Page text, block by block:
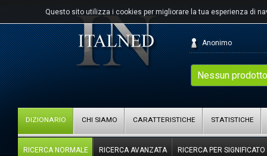
Questo sito utilizza i cookies per migliorare la tua esperienza di
Nessun
Anonimo
DIZIONARIO CHI SIAMO CARATTERISTICHE STATISTICHE
RICERCA NORMALE RICERCA AVANZATA RICERCA PER SIGNIFICATO